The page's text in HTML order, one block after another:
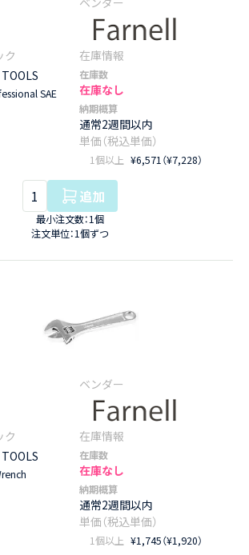
SAE
在庫数
在庫なし
納期概算
通常2週間以内
1個以上 ¥6,571（¥7,228）
追加
最小注文数：1個
注文単位：1個ずつ
在庫数
在庫なし
納期概算
通常2週間以内
1個以上 ¥1,745（¥1,920）